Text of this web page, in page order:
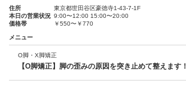
住所
東京都世田谷区豪徳寺1-43-7-1F
本日の営業状況 9:00〜12:00 15:00〜20:00
価格帯
￥550〜￥770
メニュー
O脚・X脚矯正
【O脚矯正】脚の歪みの原因を突き止めて整えます！